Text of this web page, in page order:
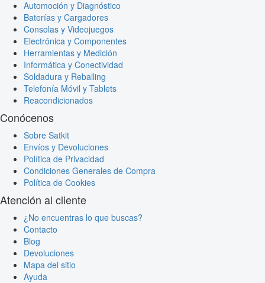
Automoción y Diagnóstico
Baterías y Cargadores
Consolas y Videojuegos
Electrónica y Componentes
Herramientas y Medición
Informática y Conectividad
Soldadura y Reballing
Telefonía Móvil y Tablets
Reacondicionados
Conócenos
Sobre Satkit
Envíos y Devoluciones
Política de Privacidad
Condiciones Generales de Compra
Política de Cookies
Atención al cliente
¿No encuentras lo que buscas?
Contacto
Blog
Devoluciones
Mapa del sitio
Ayuda